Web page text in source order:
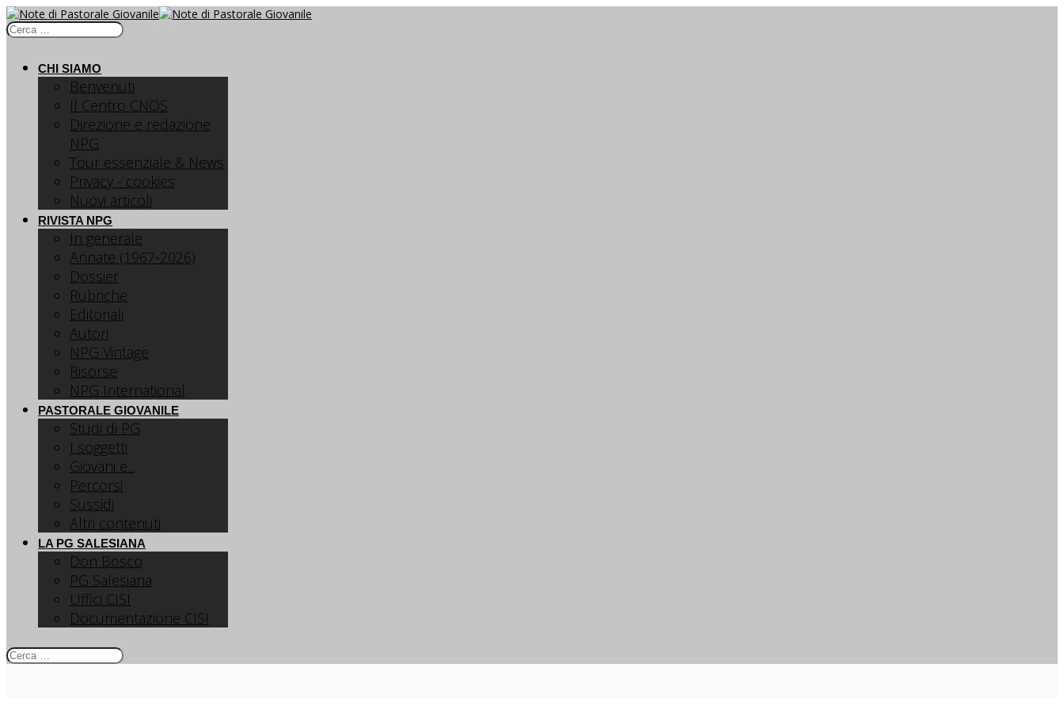
CHI SIAMO
Benvenuti
Il Centro CNOS
Direzione e redazione
NPG
Tour essenziale & News
Privacy - cookies
Nuovi articoli
RIVISTA NPG
In generale
Annate (1967-2026)
Dossier
Rubriche
Editoriali
Autori
NPG Vintage
Risorse
NPG International
PASTORALE GIOVANILE
Studi di PG
I soggetti
Giovani e...
Percorsi
Sussidi
Altri contenuti
LA PG SALESIANA
Don Bosco
PG Salesiana
Uffici CISI
Documentazione CISI